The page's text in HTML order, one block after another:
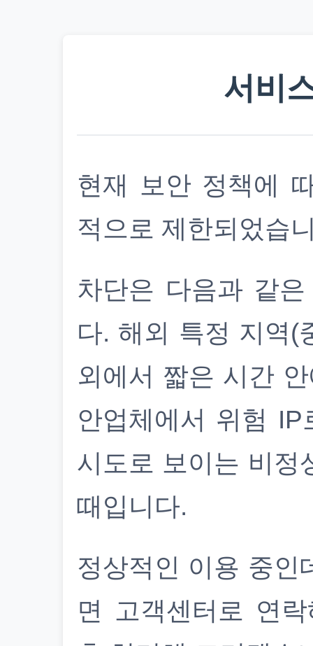
서비
현재 보안 정책에
적으로 제한되었습
차단은 다음과 같
다. 해외 특정 지역(
외에서 짧은 시간
안업체에서 위험
시도로 보이는 비정
때입니다.
정상적인 이용 중인
면 고객센터로 연